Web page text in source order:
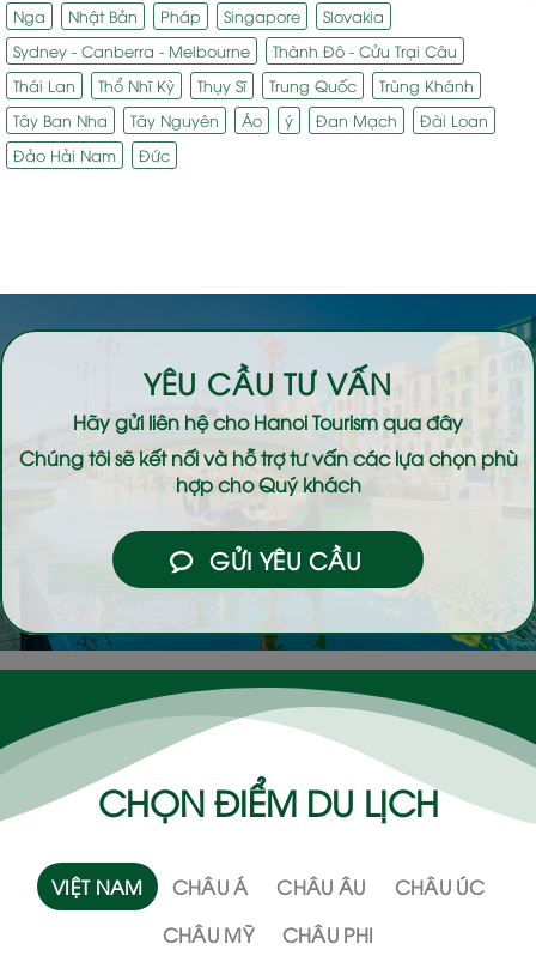
Nga
Nhật Bản Pháp Singapore
Slovakia
Sydney - Canberra - Melbourne
Thành Đô - Cửu Trại Câu
Thái Lan
Thổ Nhĩ Kỳ Thụy Sĩ Trung Quốc
Trùng Khánh
Tây Ban Nha
Tây Nguyên Áo ý Đan Mạch
Đài Loan
Đảo Hải Nam
Đức
YÊU CẦU TƯ VẤN
Hãy gửi liên hệ choHanoi Tourismqua đây
Chúng tôi sẽ kết nối và hỗ trợ tư vấn các lựa chọn phù
hợp cho Quý khách
GỬI YÊU CẦU
CHỌN ĐIỂM DU LỊCH
VIỆT NAM CHÂU Á CHÂU ÂU
CHÂU ÚC
CHÂU MỸ
CHÂU PHI